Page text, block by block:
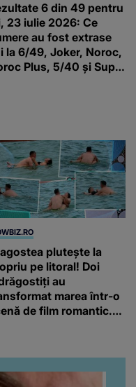
6 din 49 pentru
23 iulie 2026: Ce
au fost extrase
la 6/49, Joker, Noroc,
Plus, 5/40 și Super
plutește la
pe litoral! Doi
au
marea într-o
de film romantic.